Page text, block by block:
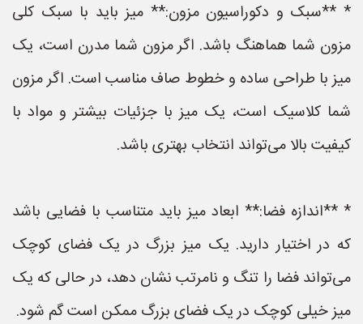
* **سبک و دکوراسیون مزون:** میز باید با سبک کلی
مزون شما هماهنگ باشد. اگر مزون شما مدرن است، یک
میز با طراحی ساده و خطوط صاف مناسب است. اگر مزون
شما کلاسیک است، یک میز با جزئیات بیشتر و مواد با
کیفیت بالا می‌تواند انتخاب بهتری باشد.
* **اندازه فضا:** ابعاد میز باید متناسب با فضایی باشد
که در اختیار دارید. یک میز بزرگ در یک فضای کوچک
می‌تواند فضا را تنگ و نامرتب نشان دهد، در حالی که یک
میز خیلی کوچک در یک فضای بزرگ ممکن است گم شود.